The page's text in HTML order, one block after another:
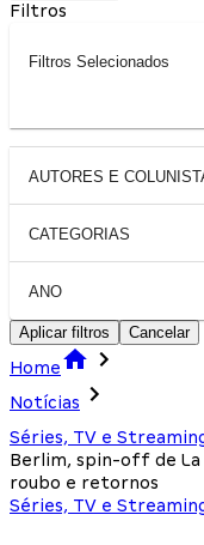
Filtros
Filtros Selecionados
AUTORES E
CATEGORIAS
ANO
Aplicar filtros Cancelar
Home
Notícias
Séries, TV e
Berlim, spin-off de La
roubo e retornos
Séries, TV e